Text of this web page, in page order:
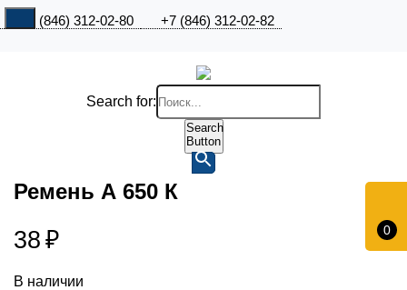
+7 (846) 312-02-80 +7 (846) 312-02-82
0
Search for:
Search
Button
Ремень А 650 К
38 ₽
В наличии